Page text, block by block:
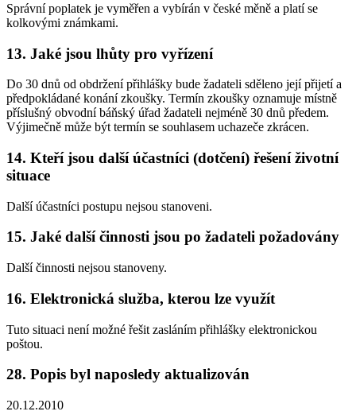
Správní poplatek je vyměřen a vybírán v české měně a platí se
kolkovými známkami.
13. Jaké jsou lhůty pro vyřízení
Do 30 dnů od obdržení přihlášky bude žadateli sděleno její přijetí a
předpokládané konání zkoušky. Termín zkoušky oznamuje místně
příslušný obvodní báňský úřad žadateli nejméně 30 dnů předem.
Výjimečně může být termín se souhlasem uchazeče zkrácen.
14. Kteří jsou další účastníci (dotčení) řešení životní
situace
Další účastníci postupu nejsou stanoveni.
15. Jaké další činnosti jsou po žadateli požadovány
Další činnosti nejsou stanoveny.
16. Elektronická služba, kterou lze využít
Tuto situaci není možné řešit zasláním přihlášky elektronickou
poštou.
28. Popis byl naposledy aktualizován
20.12.2010